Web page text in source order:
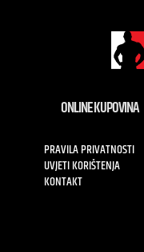
ONLINE KUPOVINA
PRAVILA PRIVATNOSTI
UVJETI KORIŠTENJA
KONTAKT